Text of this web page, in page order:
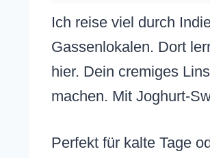
Ich reise viel durch
Gassenlokalen. Dort
hier. Dein cremiges
machen. Mit Joghurt-
Perfekt für kalte Tage